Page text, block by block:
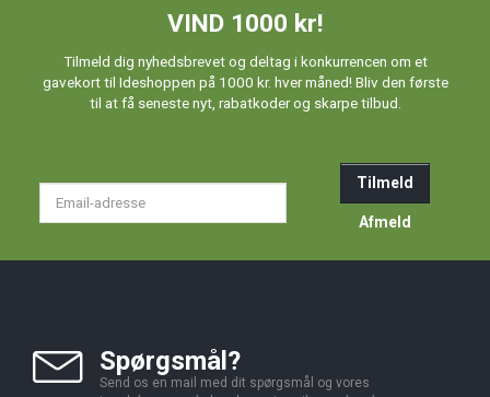
VIND 1000 kr!
Tilmeld dig nyhedsbrevet og deltag i konkurrencen om et
gavekort til Ideshoppen på 1000 kr. hver måned! Bliv den første
til at få seneste nyt, rabatkoder og skarpe tilbud.
Tilmeld
Afmeld
Spørgsmål?
Send os en mail med dit spørgsmål og vores